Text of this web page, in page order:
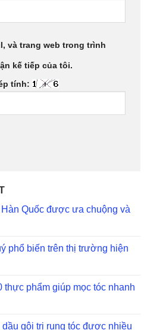
và trang web trong trình
kế tiếp của tôi.
tính:
Quốc được ưa chuộng và
phổ biến trên thị trường hiện
thực phẩm giúp mọc tóc nhanh
gội trị rụng tóc được nhiều